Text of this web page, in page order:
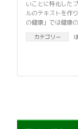
いことに特化した
ルのテキストを作
の健康」では健康
カテゴリー